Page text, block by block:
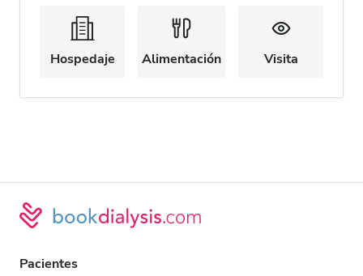
Hospedaje Alimentación Visita
Pacientes